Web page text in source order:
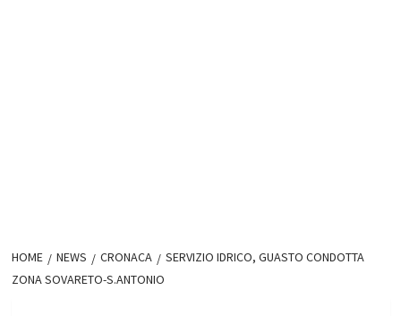
HOME NEWS CRONACA
SERVIZIO IDRICO, GUASTO CONDOTTA
ZONA SOVARETO-S.ANTONIO